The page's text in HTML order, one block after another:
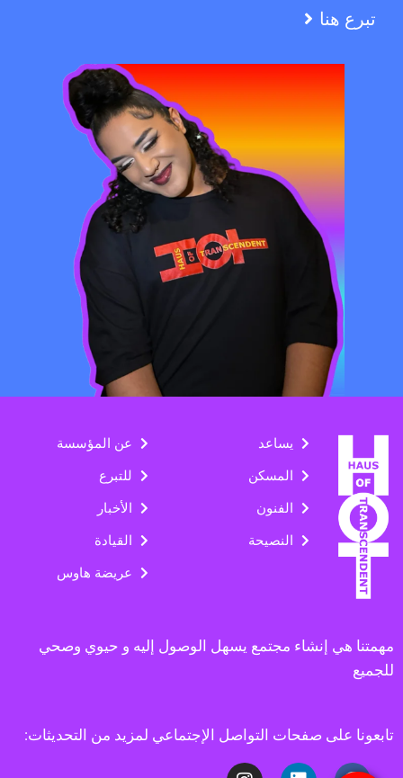
تبرع هنا
يساعد
المسكن
الفنون
النصيحة
عن المؤسسة
للتبرع
الأخبار
القيادة
عريضة هاوس
مهمتنا هي إنشاء مجتمع يسهل الوصول إليه و حيوي وصحي
للجميع
تابعونا على صفحات التواصل الإجتماعي لمزيد من التحديثات: